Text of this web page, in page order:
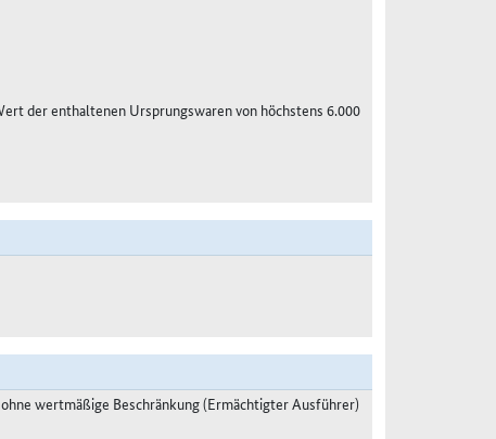
der enthaltenen Ursprungswaren von höchstens 6.000
wertmäßige Beschränkung (Ermächtigter Ausführer)